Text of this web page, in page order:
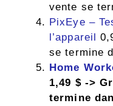
vente se
PixEye –
l’appareil
se termine
Home
1,49 $ ->
termine